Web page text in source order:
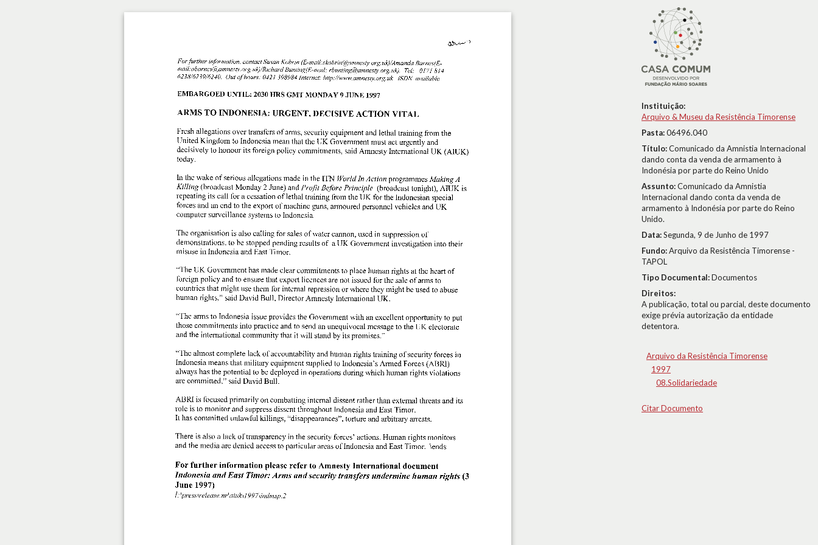
Instituição:
Arquivo & Museu da Resistência Timorense
Pasta:06496.040
Título:Comunicado da Amnistia Internacional
dando conta da venda de armamento à
Indonésia por parte do Reino Unido
Assunto:Comunicado da Amnistia
Internacional dando conta da venda de
armamento à Indonésia por parte do Reino
Unido.
Data:Segunda, 9 de Junho de 1997
Fundo:Arquivo da Resistência Timorense -
TAPOL
Tipo Documental:Documentos
Direitos:
A publicação, total ou parcial, deste documento
exige prévia autorização da entidade
detentora.
Arquivo da Resistência Timorense
1997
08.Solidariedade
Citar Documento